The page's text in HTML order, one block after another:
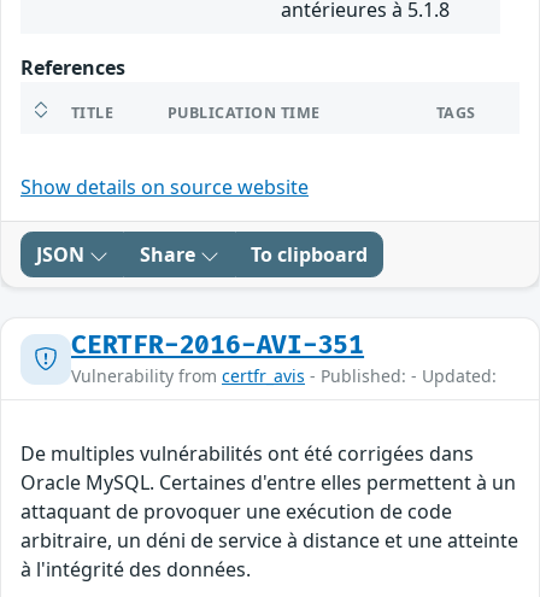
antérieures à 5.1.8
References
TITLE PUBLICATION TIME TAGS
Show details on source website
JSON Share To clipboard
CERTFR-2016-AVI-351
Vulnerability from certfr_avis - Published: - Updated:
De multiples vulnérabilités ont été corrigées dans
Oracle MySQL. Certaines d'entre elles permettent à un
attaquant de provoquer une exécution de code
arbitraire, un déni de service à distance et une atteinte
à l'intégrité des données.